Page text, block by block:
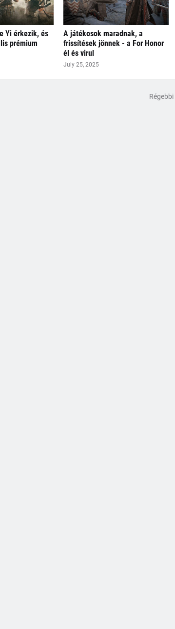
Yi érkezik, és
prémium
A játékosok maradnak, a
frissítések jönnek - a For Honor
él és virul
July 25, 2025
Régebbi